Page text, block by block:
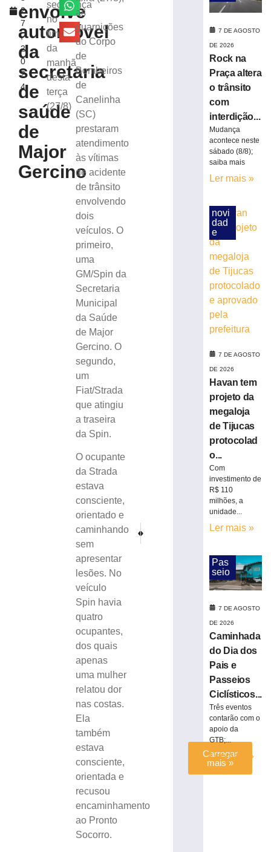
2
7
,
2
0
2
4
envolve
automóvel
da
secretaria
de
saúde
de
Major
Gercino
segurança
no
fim
da
manhã
desta
terça
(27/8)
as
guarnições
do Corpo
de
Bombeiros
de
Canelinha
(SC)
prestaram
atendimento
às vítimas
de acidente
de trânsito
envolvendo
dois
veículos. O
primeiro,
uma
GM/Spin da
Secretaria
Municipal
da Saúde
de Major
Gercino. O
segundo,
um
Fiat/Strada
que atingiu
a traseira
da Spin.
O ocupante
da Strada
estava
consciente,
orientado e
caminhando
sem
apresentar
lesões. No
veículo
Spin havia
quatro
ocupantes,
dos quais
apenas
uma mulher
relatou dor
nas costas.
Ela
também
estava
consciente,
orientada e
recusou
encaminhamento
ao Pronto
Socorro.
PRÓXIMO
pessoas
exploração
sexual
agosto
Motociclista
morre
após
bater
traseira
ônibus
durante
desembarque
passageira
Idoso
morre
após
colisão
carro
caminhão
Carregar
mais »
7 DE AGOSTO
DE 2026
Rock na
Praça altera
o trânsito
com
interdição...
Mudança
acontece neste
sábado (8/8);
saiba mais
Ler mais »
novi
dad
e
7 DE AGOSTO
DE 2026
Havan tem
projeto da
megaloja
de Tijucas
protocolad
o...
Com
investimento de
R$ 110
milhões, a
unidade...
Ler mais »
Pas
seio
7 DE AGOSTO
DE 2026
Caminhada
do Dia dos
Pais e
Passeios
Ciclísticos...
Três eventos
contarão com o
apoio da
GTB;...
Ler mais »